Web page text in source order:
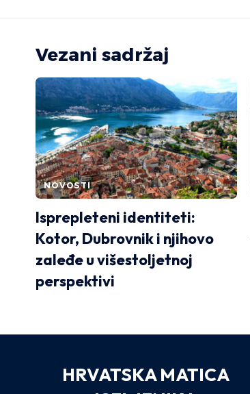
Vezani sadržaj
NOVOSTI
Isprepleteni identiteti:
Kotor, Dubrovnik i njihovo
zaleđe u višestoljetnoj
perspektivi
HRVATSKA MATICA